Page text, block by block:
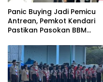
Panic Buying Jadi Pemicu
Antrean, Pemkot Kendari
Pastikan Pasokan BBM